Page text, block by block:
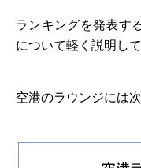
ランキングを発表す
について軽く説明して
空港のラウンジには